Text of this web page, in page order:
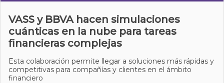
VASS y BBVA hacen simulaciones
cuánticas en la nube para tareas
financieras complejas
Esta colaboración permite llegar a soluciones más rápidas y
competitivas para compañías y clientes en el ámbito
financiero